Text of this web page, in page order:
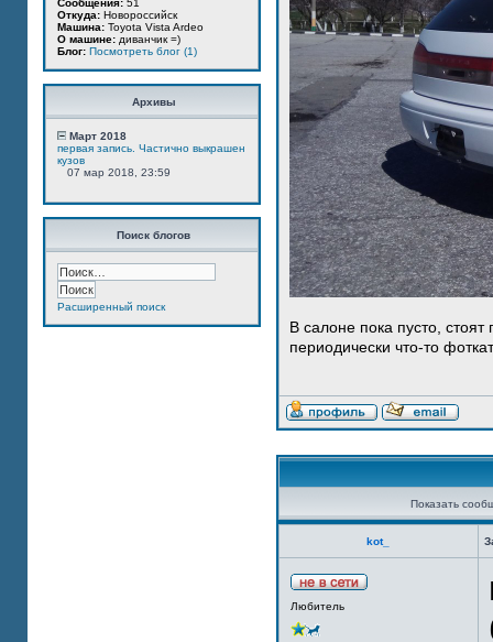
Сообщения: 51
Откуда: Новороссийск
Машина: Toyota Vista Ardeo
О машине: диванчик =)
Блог: Посмотреть блог (1)
Архивы
Март 2018
первая запись. Частично выкрашен
кузов
07 мар 2018, 23:59
Поиск блогов
Расширенный поиск
В салоне пока пусто,
периодически что-то
Показать
kot_
Любитель